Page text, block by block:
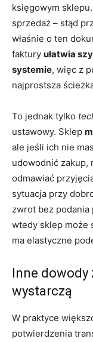
księgowym
sprzedaż – stąd
właśnie o ten
faktury ułatwia
systemie, więc z
najprostsza
To jednak tylko
ustawowy. Sklep
ale jeśli ich nie
udowodnić zakup,
odmawiać
sytuacja przy
zwrot bez podania
wtedy sklep może
ma elastyczne
Inne dowody
wystarczą
W praktyce
potwierdzenia